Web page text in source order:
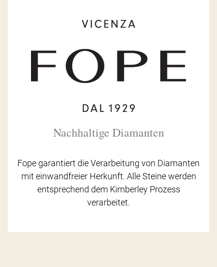
Nachhaltige Diamanten
Fope garantiert die Verarbeitung von Diamanten
mit einwandfreier Herkunft. Alle Steine werden
entsprechend dem Kimberley Prozess
verarbeitet.